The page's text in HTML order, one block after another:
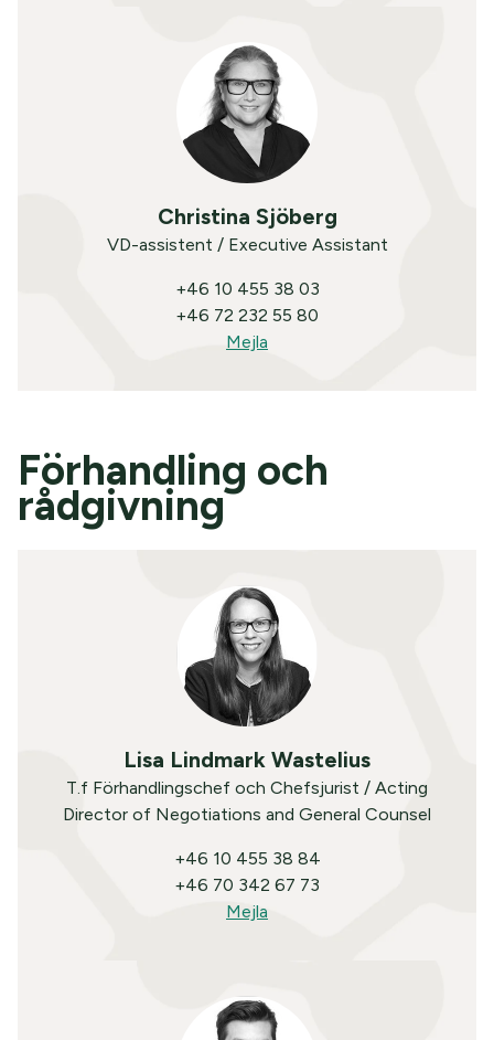
Christina Sjöberg
VD-assistent / Executive Assistant
+46 10 455 38 03
+46 72 232 55 80
Mejla
Förhandling och
rådgivning
Lisa Lindmark Wastelius
T.f Förhandlingschef och Chefsjurist / Acting
Director of Negotiations and General Counsel
+46 10 455 38 84
+46 70 342 67 73
Mejla